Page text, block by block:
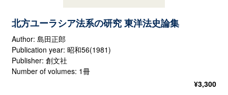
北方ユーラシア法系の研究 東洋法史論集
Author: 島田正郎
Publication year: 昭和56(1981)
Publisher: 創文社
Number of volumes: 1冊
¥3,300